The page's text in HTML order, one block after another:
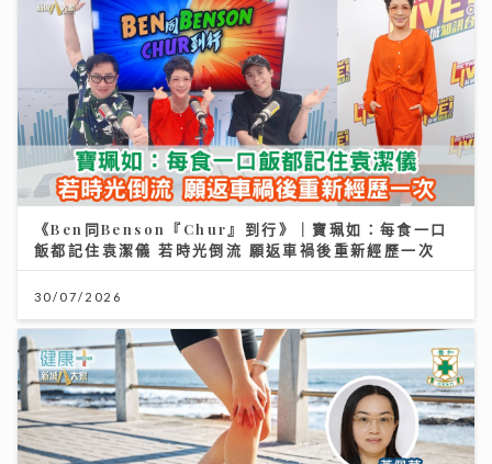
《Ben同Benson『Chur』到行》｜寶珮如：每食一口
飯都記住袁潔儀 若時光倒流 願返車禍後重新經歷一次
30/07/2026